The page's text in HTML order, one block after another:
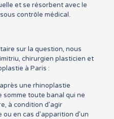
et se résorbent avec le
contrôle médical.
sur la question, nous
chirurgien plasticien et
à Paris :
une rhinoplastie
somme toute banal qui ne
à condition d’agir
en cas d’apparition d’un